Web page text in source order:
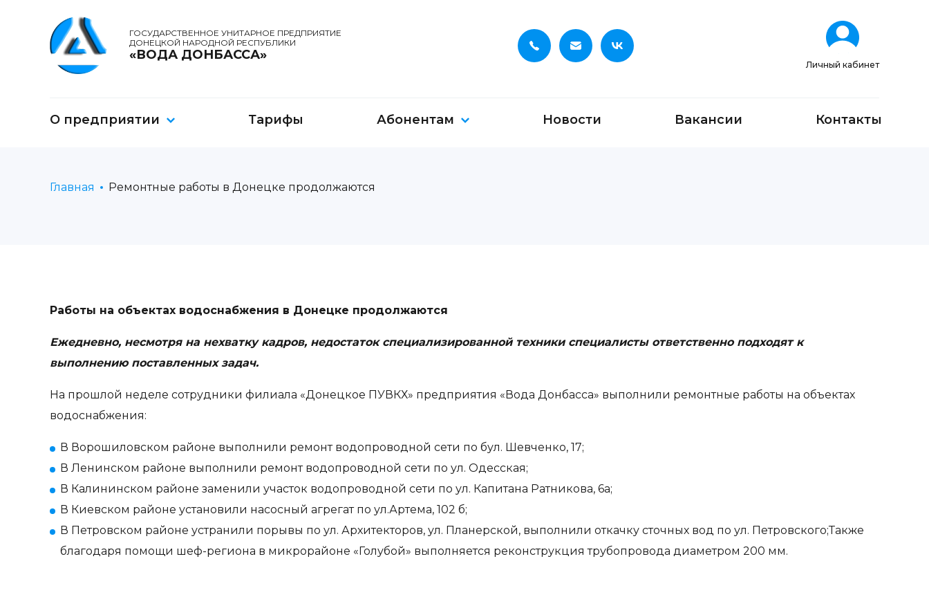
ГОСУДАРСТВЕННОЕ УНИТАРНОЕ ПРЕДПРИЯТИЕ
ДОНЕЦКОЙ НАРОДНОЙ РЕСПУБЛИКИ
«ВОДА ДОНБАССА»
Личный кабинет
О предприятии Тарифы Абонентам Новости Вакансии Контакты
Главная Ремонтные работы в Донецке продолжаются
Работы на объектах водоснабжения в Донецке продолжаются
Ежедневно, несмотря на нехватку кадров, недостаток специализированной техники специалисты ответственно подходят к
выполнению поставленных задач.
На прошлой неделе сотрудники филиала «Донецкое ПУВКХ» предприятия «Вода Донбасса» выполнили ремонтные работы на объектах
водоснабжения:
В Ворошиловском районе выполнили ремонт водопроводной сети по бул. Шевченко, 17;
В Ленинском районе выполнили ремонт водопроводной сети по ул. Одесская;
В Калининском районе заменили участок водопроводной сети по ул. Капитана Ратникова, 6а;
В Киевском районе установили насосный агрегат по ул.Артема, 102 б;
В Петровском районе устранили порывы по ул. Архитекторов, ул. Планерской, выполнили откачку сточных вод по ул. Петровского;Также
благодаря помощи шеф-региона в микрорайоне «Голубой» выполняется реконструкция трубопровода диаметром 200 мм.